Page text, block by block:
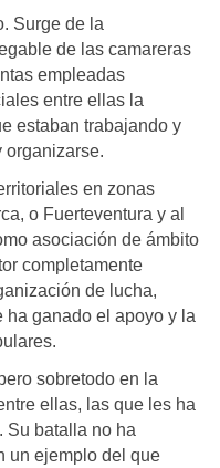
Surge de la
de las camareras
empleadas
entre ellas la
estaban trabajando y
organizarse.
en zonas
o Fuerteventura y al
asociación de ámbito
completamente
de lucha,
ha ganado el apoyo y la
sobretodo en la
ellas, las que les ha
Su batalla no ha
un ejemplo del que